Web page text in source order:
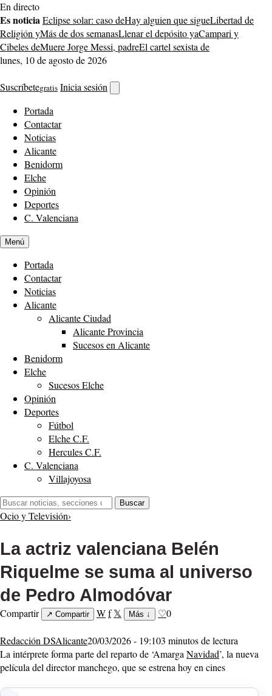
Saltar
al
contenido
En directo
Es noticiaEclipse solar: caso deHay alguien que sigueLibertad de
Religión yMás de dos semanasLlenar el depósito yaCampari y
Cibeles deMuere Jorge Messi, padreEl cartel sexista de
lunes, 10 de agosto de 2026
Suscríbetegratis Inicia sesión
buscador
Portada
Contactar
Noticias
Alicante
Benidorm
Elche
Opinión
Deportes
C. Valenciana
Menú
Portada
Contactar
Noticias
Alicante
Alicante Ciudad
Alicante Provincia
Sucesos en Alicante
Benidorm
Elche
Sucesos Elche
Opinión
Deportes
Fútbol
Elche C.F.
Hercules C.F.
C. Valenciana
Villajoyosa
Buscar:
Buscar
Ocio y Televisión›
La actriz valenciana Belén
Riquelme se suma al universo
de Pedro Almodóvar
Compartir ↗ Compartir Wf 𝕏 Más ↓ ♡0
Redacción DSAlicante20/03/2026 - 19:103 minutos de lectura
La intérprete forma parte del reparto de ‘AmargaNavidad’, la nueva
película del director manchego, que se estrena hoy en cines